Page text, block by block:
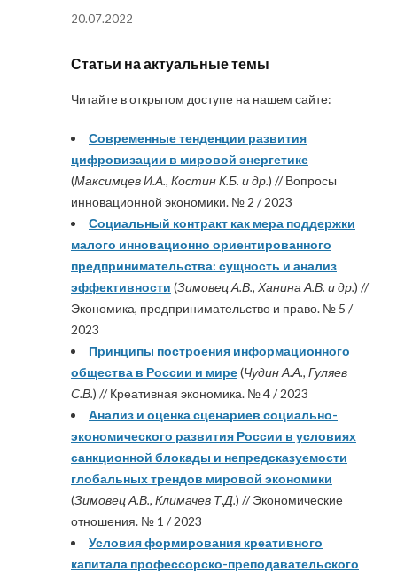
20.07.2022
Статьи на актуальные темы
Читайте в открытом доступе на нашем сайте:
Современные тенденции развития
цифровизации в мировой энергетике
(Максимцев И.А., Костин К.Б. и др.) // Вопросы
инновационной экономики. № 2 / 2023
Социальный контракт как мера поддержки
малого инновационно ориентированного
предпринимательства: сущность и анализ
эффективности (Зимовец А.В., Ханина А.В. и др.) //
Экономика, предпринимательство и право. № 5 /
2023
Принципы построения информационного
общества в России и мире(Чудин А.А., Гуляев
С.В.) // Креативная экономика. № 4 / 2023
Анализ и оценка сценариев социально-
экономического развития России в условиях
санкционной блокады и непредсказуемости
глобальных трендов мировой экономики
(Зимовец А.В., Климачев Т.Д.) // Экономические
отношения. № 1 / 2023
Условия формирования креативного
капитала профессорско-преподавательского